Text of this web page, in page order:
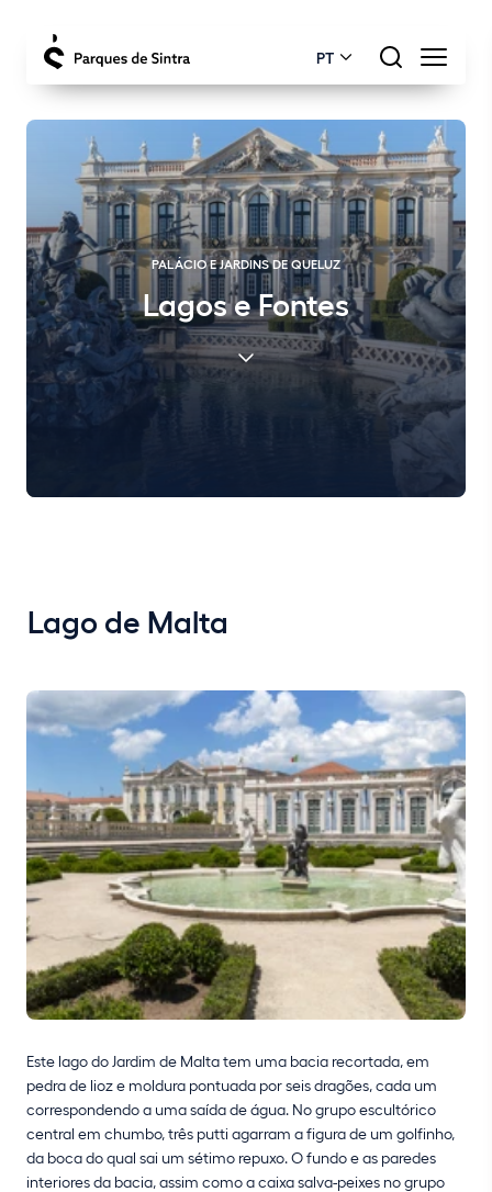
PT
PALÁCIO E JARDINS DE QUELUZ
Lagos e Fontes
Lago de Malta
Este lago do Jardim de Malta tem uma bacia recortada, em
pedra de lioz e moldura pontuada por seis dragões, cada um
correspondendo a uma saída de água. No grupo escultórico
central em chumbo, três putti agarram a figura de um golfinho,
da boca do qual sai um sétimo repuxo. O fundo e as paredes
interiores da bacia, assim como a caixa salva-peixes no grupo